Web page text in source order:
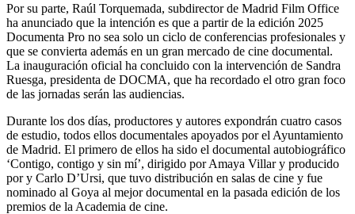
Por su parte, Raúl Torquemada, subdirector de Madrid Film Office
ha anunciado que la intención es que a partir de la edición 2025
Documenta Pro no sea solo un ciclo de conferencias profesionales y
que se convierta además en un gran mercado de cine documental.
La inauguración oficial ha concluido con la intervención de Sandra
Ruesga, presidenta de DOCMA, que ha recordado el otro gran foco
de las jornadas serán las audiencias.
Durante los dos días, productores y autores expondrán cuatro casos
de estudio, todos ellos documentales apoyados por el Ayuntamiento
de Madrid. El primero de ellos ha sido el documental autobiográfico
‘Contigo, contigo y sin mí’, dirigido por Amaya Villar y producido
por y Carlo D’Ursi, que tuvo distribución en salas de cine y fue
nominado al Goya al mejor documental en la pasada edición de los
premios de la Academia de cine.